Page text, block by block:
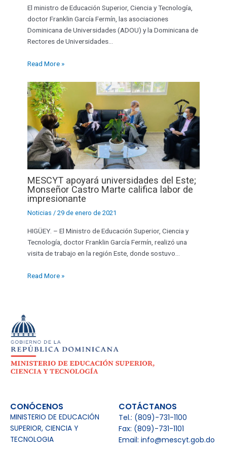
El ministro de Educación Superior, Ciencia y Tecnología,
doctor Franklin García Fermín, las asociaciones
Dominicana de Universidades (ADOU) y la Dominicana de
Rectores de Universidades…
Read More »
MESCYT apoyará universidades del Este;
Monseñor Castro Marte califica labor de
impresionante
Noticias /29 de enero de 2021
HIGÜEY. – El Ministro de Educación Superior, Ciencia y
Tecnología, doctor Franklin García Fermín, realizó una
visita de trabajo en la región Este, donde sostuvo…
Read More »
CONÓCENOS
MINISTERIO DE EDUCACIÓN
SUPERIOR, CIENCIA Y
TECNOLOGIA
COTÁCTANOS
Tel.: (809)-731-1100
Fax: (809)-731-1101
Email: info@mescyt.gob.do